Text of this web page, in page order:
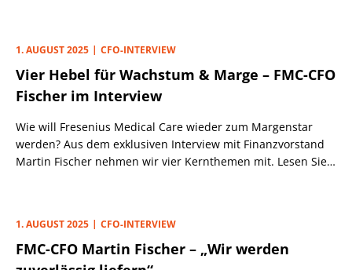
1. AUGUST 2025 CFO-INTERVIEW
Vier Hebel für Wachstum & Marge – FMC-CFO
Fischer im Interview
Wie will Fresenius Medical Care wieder zum Margenstar
werden? Aus dem exklusiven Interview mit Finanzvorstand
Martin Fischer nehmen wir vier Kernthemen mit. Lesen Sie
1. AUGUST 2025 CFO-INTERVIEW
FMC-CFO Martin Fischer – „Wir werden